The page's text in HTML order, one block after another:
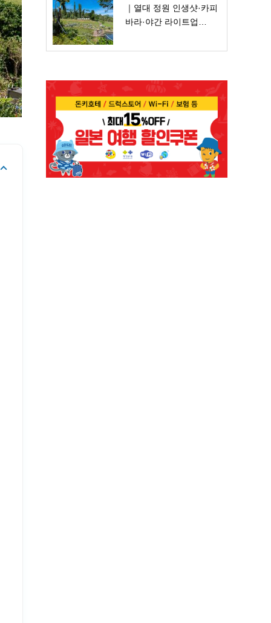
｜열대 정원 인생샷·카피
바라·야간 라이트업…